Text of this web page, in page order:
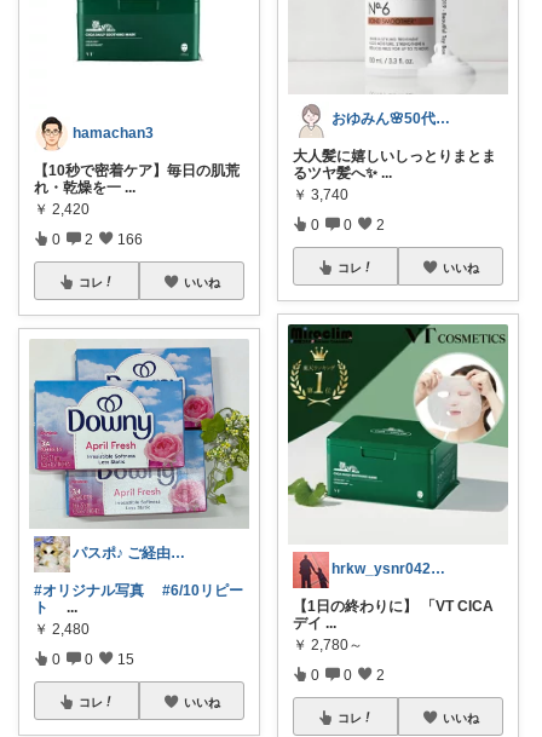
hamachan3
【10秒で密着ケア】毎日の肌荒
れ・乾燥を一 ...
￥ 2,420
0 2 166
コレ いいね
パスポ♪ ご経由イイネ・コメ嬉し😽
#オリジナル写真
#6/10リピー
ト
...
￥ 2,480
0 0 15
コレ いいね
おゆみん🌸50代からの快適暮らし
大人髪に嬉しいしっとりまとま
るツヤ髪へ✨ ...
￥ 3,740
0 0 2
コレ いいね
hrkw_ysnr0428★いつも感謝★
【1日の終わりに】 「VT CICA
デイ ...
￥ 2,780～
0 0 2
コレ いいね